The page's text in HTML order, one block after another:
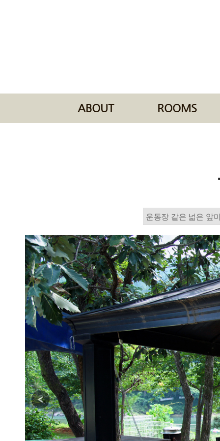
ABOUT ROOMS
운동장 같은 넓은 앞